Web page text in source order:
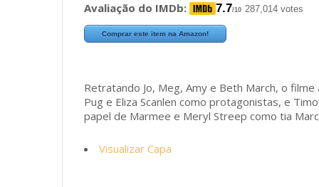
Avaliação do IMDb:
7.7/10 287,014 votes
Comprar este item na Amazon!
Retratando Jo, Meg, Amy e Beth March, o
Pug e Eliza Scanlen como protagonistas, e
papel de Marmee e Meryl Streep como tia
Visualizar Capa